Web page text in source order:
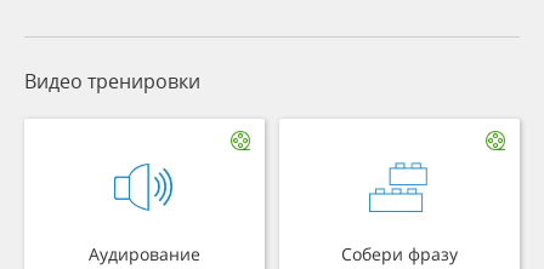
Видео тренировки
Аудирование Собери фразу